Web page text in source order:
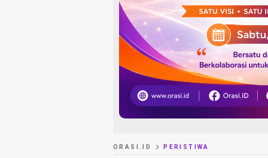
ORASI.ID PERISTIWA